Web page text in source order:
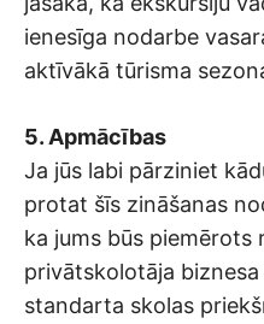
ienesīga nodarbe
aktīvākā tūrisma
5. Apmācības
Ja jūs labi pārziniet
protat šīs zināšanas
ka jums būs piemērots
privātskolotāja biznesa
standarta skolas